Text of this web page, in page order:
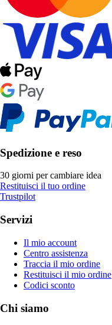
Spedizione e reso
30 giorni per cambiare idea
Restituisci il tuo ordine
Trustpilot
Servizi
Il mio account
Centro assistenza
Traccia il mio ordine
Restituisci il mio ordine
Codici sconto
Chi siamo